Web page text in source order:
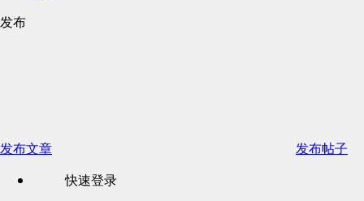
发布
发布文章
发布帖子
快速登录